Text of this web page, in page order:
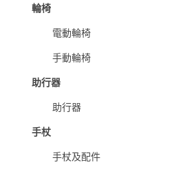
輪椅
電動輪椅
手動輪椅
助行器
助行器
手杖
手杖及配件